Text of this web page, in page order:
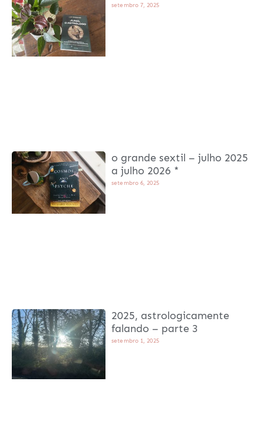
setembro 7, 2025
o grande sextil – julho 2025
a julho 2026 *
setembro 6, 2025
2025, astrologicamente
falando – parte 3
setembro 1, 2025